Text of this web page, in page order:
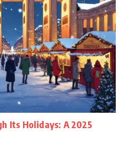
Its Holidays: A 2025